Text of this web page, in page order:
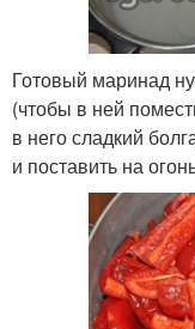
Готовый маринад
(чтобы в ней
в него сладкий
и поставить на